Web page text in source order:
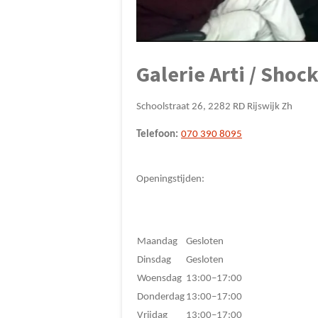
Galerie Arti / Shock
Schoolstraat 26, 2282 RD Rijswijk Zh
Telefoon: 070 390 8095
Openingstijden:
Maandag
Gesloten
Dinsdag
Gesloten
Woensdag 13:00–17:00
Donderdag 13:00–17:00
Vrijdag
13:00–17:00